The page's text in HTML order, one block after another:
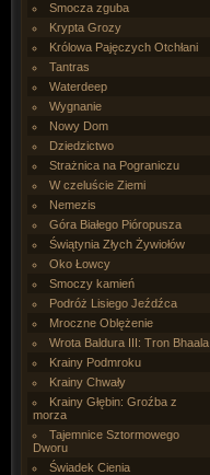
Smocza zguba
Krypta Grozy
Królowa Pajęczych Otchłani
Tantras
Waterdeep
Wygnanie
Nowy Dom
Dziedzictwo
Strażnica na Pograniczu
W czeluście Ziemi
Nemezis
Góra Białego Pióropusza
Świątynia Złych Żywiołów
Oko Łowcy
Smoczy kamień
Podróż Lisiego Jeźdźca
Mroczne Oblężenie
Wrota Baldura III: Tron Bhaala
Krainy Podmroku
Krainy Chwały
Krainy Głębin: Groźba z
morza
Tajemnice Sztormowego
Dworu
Świadek Cienia